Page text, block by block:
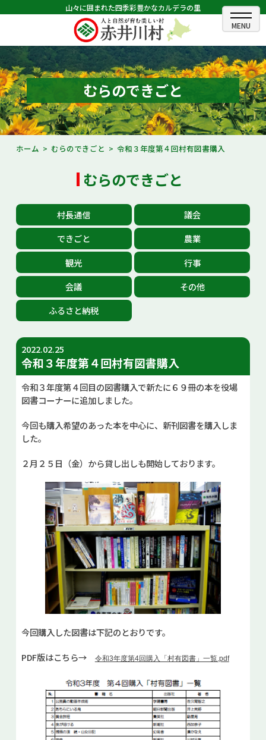
山々に囲まれた四季彩豊かなカルデラの里
ホーム
むらのできごと
むらのプロフィール
くらしの情報
観光・イベント情報
あかいがわ広報
お問い合せ
Select Language
むらのできごと
ホーム むらのできごと 令和３年度第４回村有図書購入
むらのできごと
村長通信
議会
できごと
農業
観光
行事
会議
その他
ふるさと納税
2022.02.25
令和３年度第４回村有図書購入
令和３年度第４回目の図書購入で新たに６９冊の本を役場
図書コーナーに追加しました。
今回も購入希望のあった本を中心に、新刊図書を購入しま
した。
２月２５日（金）から貸し出しも開始しております。
今回購入した図書は下記のとおりです。
PDF版はこちら→
令和3年度第4回購入「村有図書」一覧.pdf